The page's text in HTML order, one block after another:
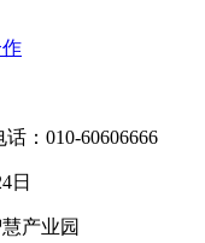
：010-60606666
日
产业园